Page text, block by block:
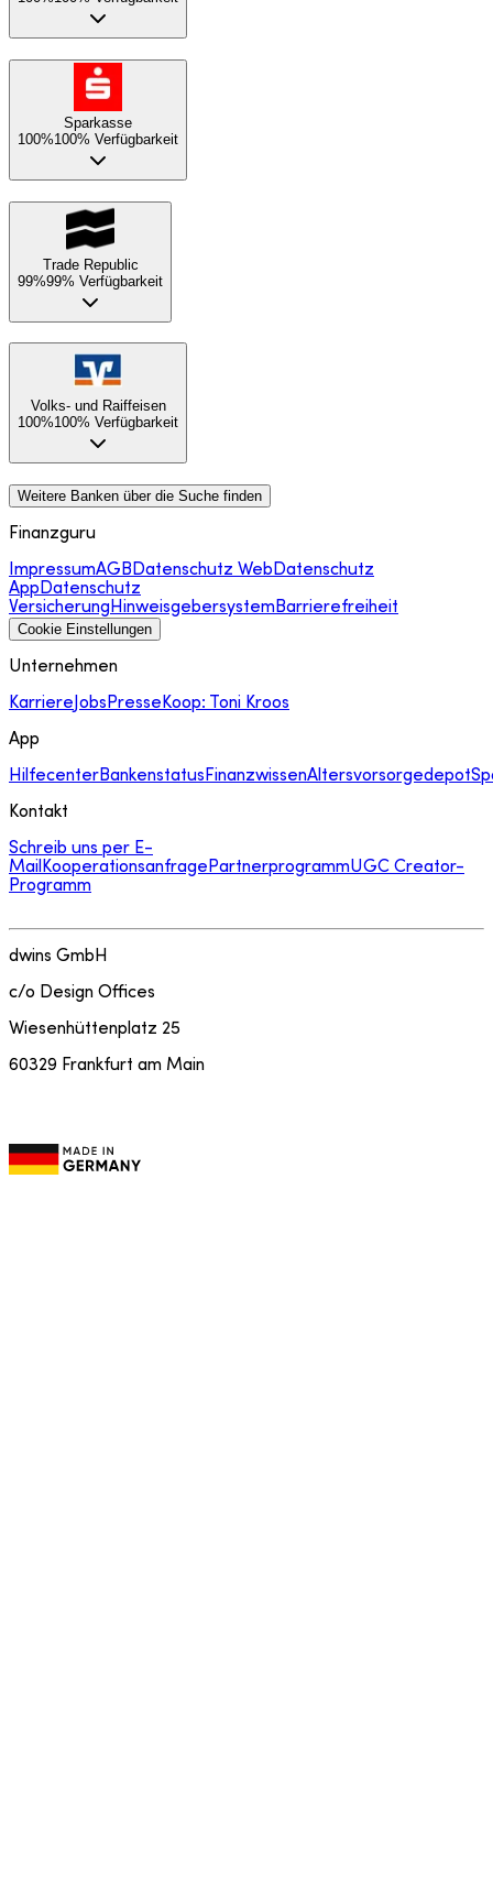
Sparkasse
100%100% Verfügbarkeit
Trade Republic
99%99% Verfügbarkeit
Volks- und Raiffeisen
100%100% Verfügbarkeit
Weitere Banken über die Suche finden
Finanzguru
ImpressumAGB Datenschutz Web Datenschutz
App Datenschutz
VersicherungHinweisgebersystemBarrierefreiheit
Cookie Einstellungen
Unternehmen
Karriere Jobs Presse Koop: Toni Kroos
App
HilfecenterBankenstatus FinanzwissenAltersvorsorgedepot
Kontakt
Schreib uns per E-
Mail Kooperationsanfrage PartnerprogrammUGC Creator-
Programm
dwins GmbH
c/o Design Offices
Wiesenhüttenplatz 25
60329 Frankfurt am Main